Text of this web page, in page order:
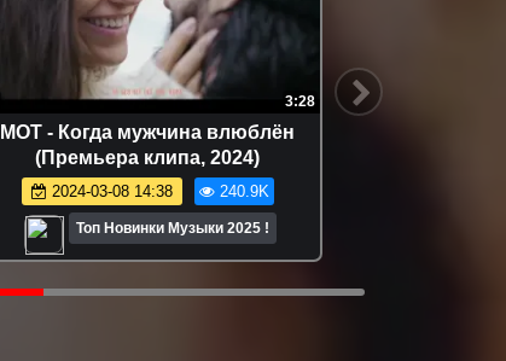
3:28
МОТ - Когда мужчина влюблён
(Премьера клипа, 2024)
2024-03-08 14:38 240.9K
Топ Новинки Музыки 2025 !